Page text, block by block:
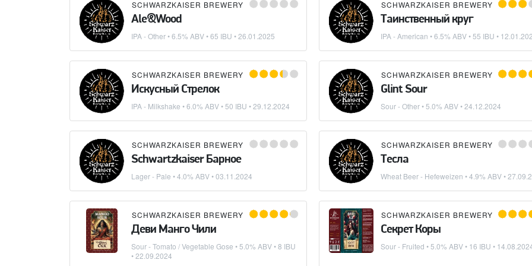
SCHWARZKAISER BREWERY
Ale&Wood
IPA - Other• 6.5% ABV • 65 IBU •26.01.2025
SCHWARZKAISER BREWERY
Таинственный круг
IPA - American • 6.5% ABV • 55 IBU •
SCHWARZKAISER BREWERY
Искусный Стрелок
IPA - Milkshake • 6.0% ABV • 50 IBU •29.12.2024
SCHWARZKAISER BREWERY
Glint Sour
Sour - Other• 5.0% ABV •24.12.2024
SCHWARZKAISER BREWERY
Schwartzkaiser Барное
Lager - Pale • 4.0% ABV •03.11.2024
SCHWARZKAISER BREWERY
Тесла
Wheat Beer - Hefeweizen • 4.9% ABV •
SCHWARZKAISER BREWERY
Деви Манго Чили
Sour - Tomato / Vegetable Gose • 5.0% ABV • 8 IBU
•22.09.2024
SCHWARZKAISER BREWERY
Секрет Коры
Sour - Fruited • 5.0% ABV • 16 IBU •